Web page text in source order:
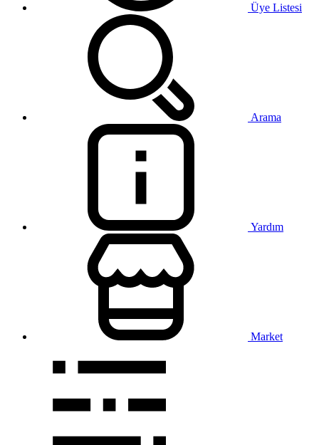
Üye Listesi
Arama
Yardım
Market